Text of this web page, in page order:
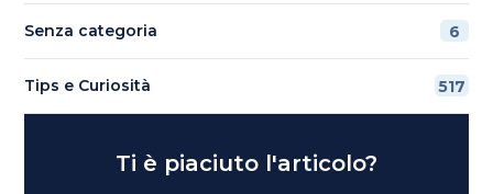
Senza categoria 6
Tips e Curiosità 517
Ti è piaciuto l'articolo?